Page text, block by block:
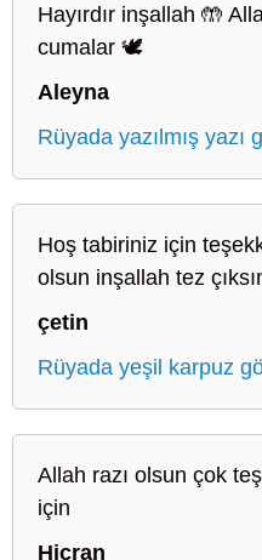
Hayırdır inşallah 🤲
cumalar 🕊️
Aleyna
Rüyada yazılmış yazı
Hoş tabiriniz için
olsun inşallah tez
çetin
Rüyada yeşil karpuz
Allah razı olsun çok
için
Hicran